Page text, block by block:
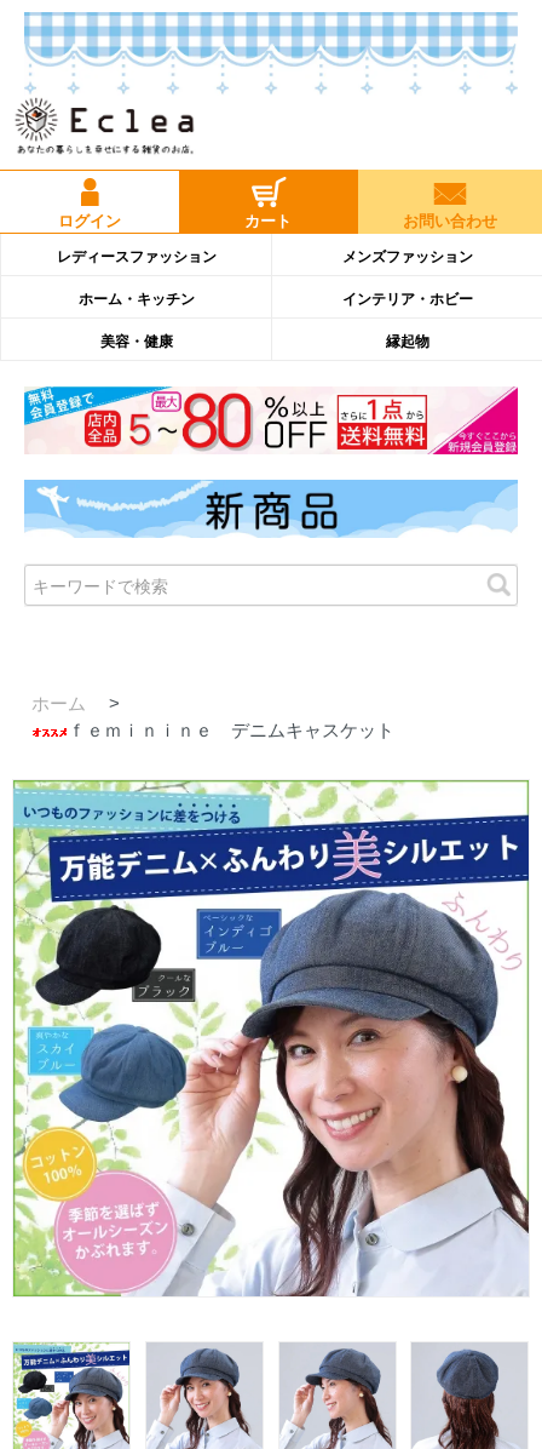
ログイン カート お問い合わせ
レディースファッション メンズファッション
ホーム・キッチン インテリア・ホビー
美容・健康 縁起物
ホーム
>
ｆｅｍｉｎｉｎｅ デニムキャスケット